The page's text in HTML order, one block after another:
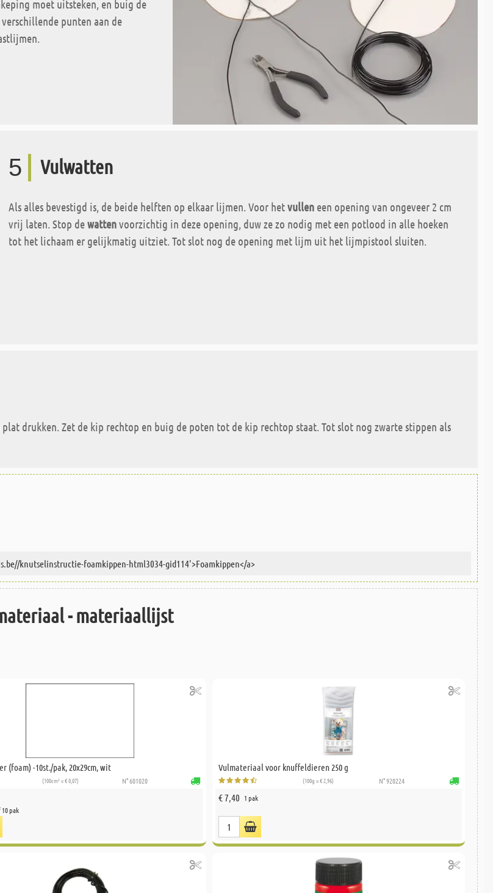
moet uitsteken, en buig de
punten aan de
5 Vulwatten
Als alles bevestigd is, de beide helften op elkaar lijmen. Voor hetvullen een opening van ongeveer 2 cm
vrij laten. Stop dewattenvoorzichtig in deze opening, duw ze zo nodig met een potlood in alle hoeken
tot het lichaam er gelijkmatig uitziet. Tot slot nog de opening met lijm uit het lijmpistool sluiten.
drukken. Zet de kip rechtop en buig de poten tot de kip rechtop staat. Tot slot nog zwarte stippen als
- materiaallijst
(foam) -10st./pak, 20x29cm, wit
(100cm² = € 0,07) N° 601020
pak
Vulmateriaal voor knuffeldieren 250 g
(100g = € 2,96) N° 920224
€ 7,40 1 pak